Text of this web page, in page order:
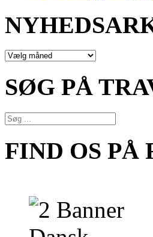
NYHEDSARKIV
SØG PÅ
FIND OS PÅ